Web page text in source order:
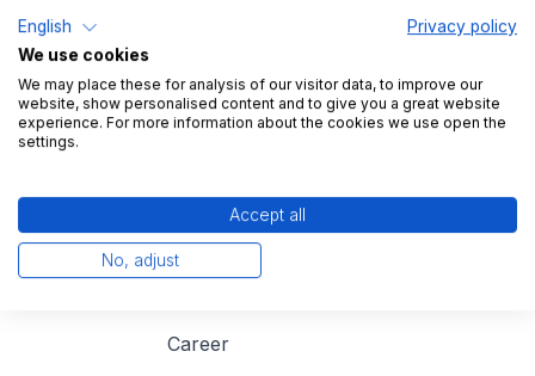
Data protection
Company
Career
English
Privacy policy
We use cookies
We may place these for analysis of our visitor data, to improve our
website, show personalised content and to give you a great website
experience. For more information about the cookies we use open the
settings.
Accept all
No, adjust